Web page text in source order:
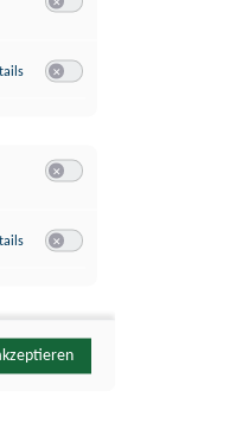
zu Google Analytics
zu YouTube